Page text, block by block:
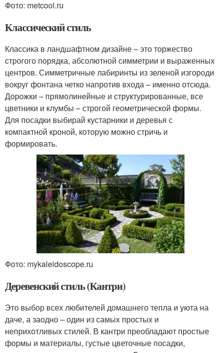
Фото: metcool.ru
Классический стиль
Классика в ландшафтном дизайне – это торжество
строгого порядка, абсолютной симметрии и выраженных
центров. Симметричные лабиринты из зеленой изгороди
вокруг фонтана четко напротив входа – именно отсюда.
Дорожки – прямолинейные и структурированные, все
цветники и клумбы – строгой геометрической формы.
Для посадки выбирай кустарники и деревья с
компактной кроной, которую можно стричь и
формировать.
Фото: mykaleidoscope.ru
Деревенский стиль (Кантри)
Это выбор всех любителей домашнего тепла и уюта на
даче, а заодно – один из самых простых и
неприхотливых стилей. В кантри преобладают простые
формы и материалы, густые цветочные посадки,